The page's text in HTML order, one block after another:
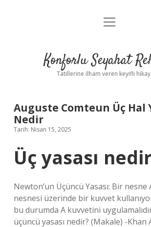
Anasayfa
Yasal Uyarı
menüyü
Konforlu Seyahat
Tatillerine ilham veren keyifli
Auguste Comteun Üç Hal
Nedir
Tarih: Nisan 15, 2025
Üç yasası
Newton’un Üçüncü Yasası: Bir nesne
nesnesi üzerinde bir kuvvet
bu durumda A kuvvetini
üçüncü yasası nedir? (Makale) -Khan